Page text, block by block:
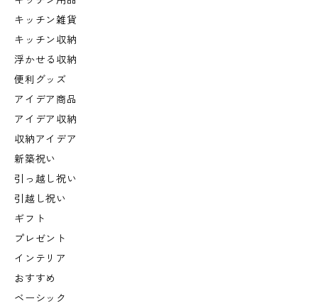
キッチン雑貨
キッチン収納
浮かせる収納
便利グッズ
アイデア商品
アイデア収納
収納アイデア
新築祝い
引っ越し祝い
引越し祝い
ギフト
プレゼント
インテリア
おすすめ
ベーシック